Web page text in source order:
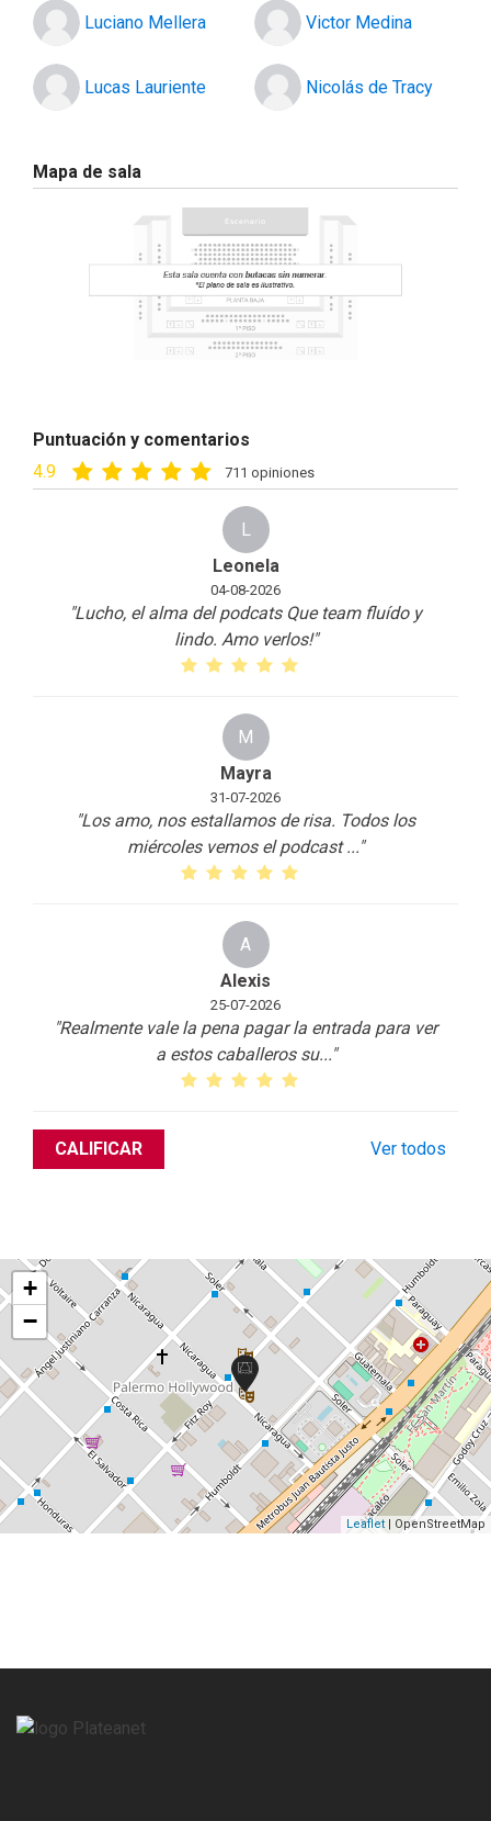
Luciano Mellera
Lucas Lauriente
Victor Medina
Nicolás de Tracy
Mapa de sala
Puntuación y comentarios
4.9
711 opiniones
L
Leonela
04-08-2026
"Lucho, el alma del podcats Que team fluído y
lindo. Amo verlos!"
M
Mayra
31-07-2026
"Los amo, nos estallamos de risa. Todos los
miércoles vemos el podcast..."
A
Alexis
25-07-2026
"Realmente vale la pena pagar la entrada para ver
a estos caballeros su..."
CALIFICAR Ver todos
+
−
Leaflet | OpenStreetMap